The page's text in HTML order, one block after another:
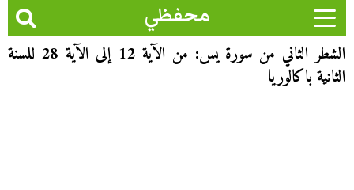
محفظي
الشطر الثاني من سورة يس: من الآية 12 إلى الآية 28 للسنة
الثانية باكالوريا